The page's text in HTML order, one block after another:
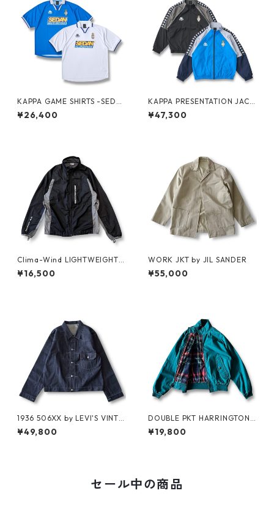
KAPPA GAME SHIRTS -SEDA
N ALL-PURPOSE-
¥26,400
KAPPA PRESENTATION JACK
ET -SEDAN ALL-PURPOSE-
¥47,300
Clima-Wind LIGHTWEIGHT J
KT by SALOMON
¥16,500
WORK JKT by JIL SANDER
¥55,000
1936 506XX by LEVI'S VINTA
GE GLOTHING NO-WASH
¥49,800
DOUBLE PKT HARRINGTON J
KT by LANDS'END
¥19,800
セール中の商品